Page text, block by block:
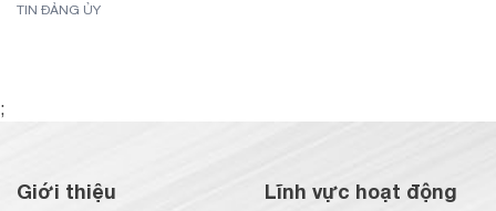
TIN ĐẢNG ỦY
;
Giới thiệu Lĩnh vực hoạt động